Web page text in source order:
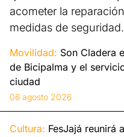
acometer la
medidas de
Movilidad: Son Cladera
de Bicipalma y el
ciudad
06 agosto 2026
Cultura: FesJajá reunirá